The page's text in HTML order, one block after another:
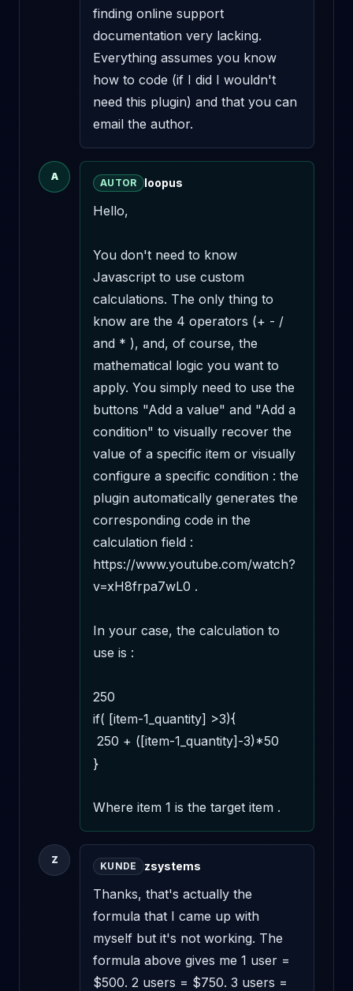
finding online support
documentation very lacking.
Everything assumes you know
how to code (if I did I wouldn't
need this plugin) and that you can
email the author.
A
AUTOR loopus
Hello,
You don't need to know
Javascript to use custom
calculations. The only thing to
know are the 4 operators (+ - /
and * ), and, of course, the
mathematical logic you want to
apply. You simply need to use the
buttons "Add a value" and "Add a
condition" to visually recover the
value of a specific item or visually
configure a specific condition : the
plugin automatically generates the
corresponding code in the
calculation field :
https://www.youtube.com/watch?
v=xH8frpa7wL0 .
In your case, the calculation to
use is :
250
if( [item-1_quantity] >3){
}
Where item 1 is the target item .
Z
KUNDE zsystems
Thanks, that's actually the
formula that I came up with
myself but it's not working. The
formula above gives me 1 user =
$500. 2 users = $750. 3 users =